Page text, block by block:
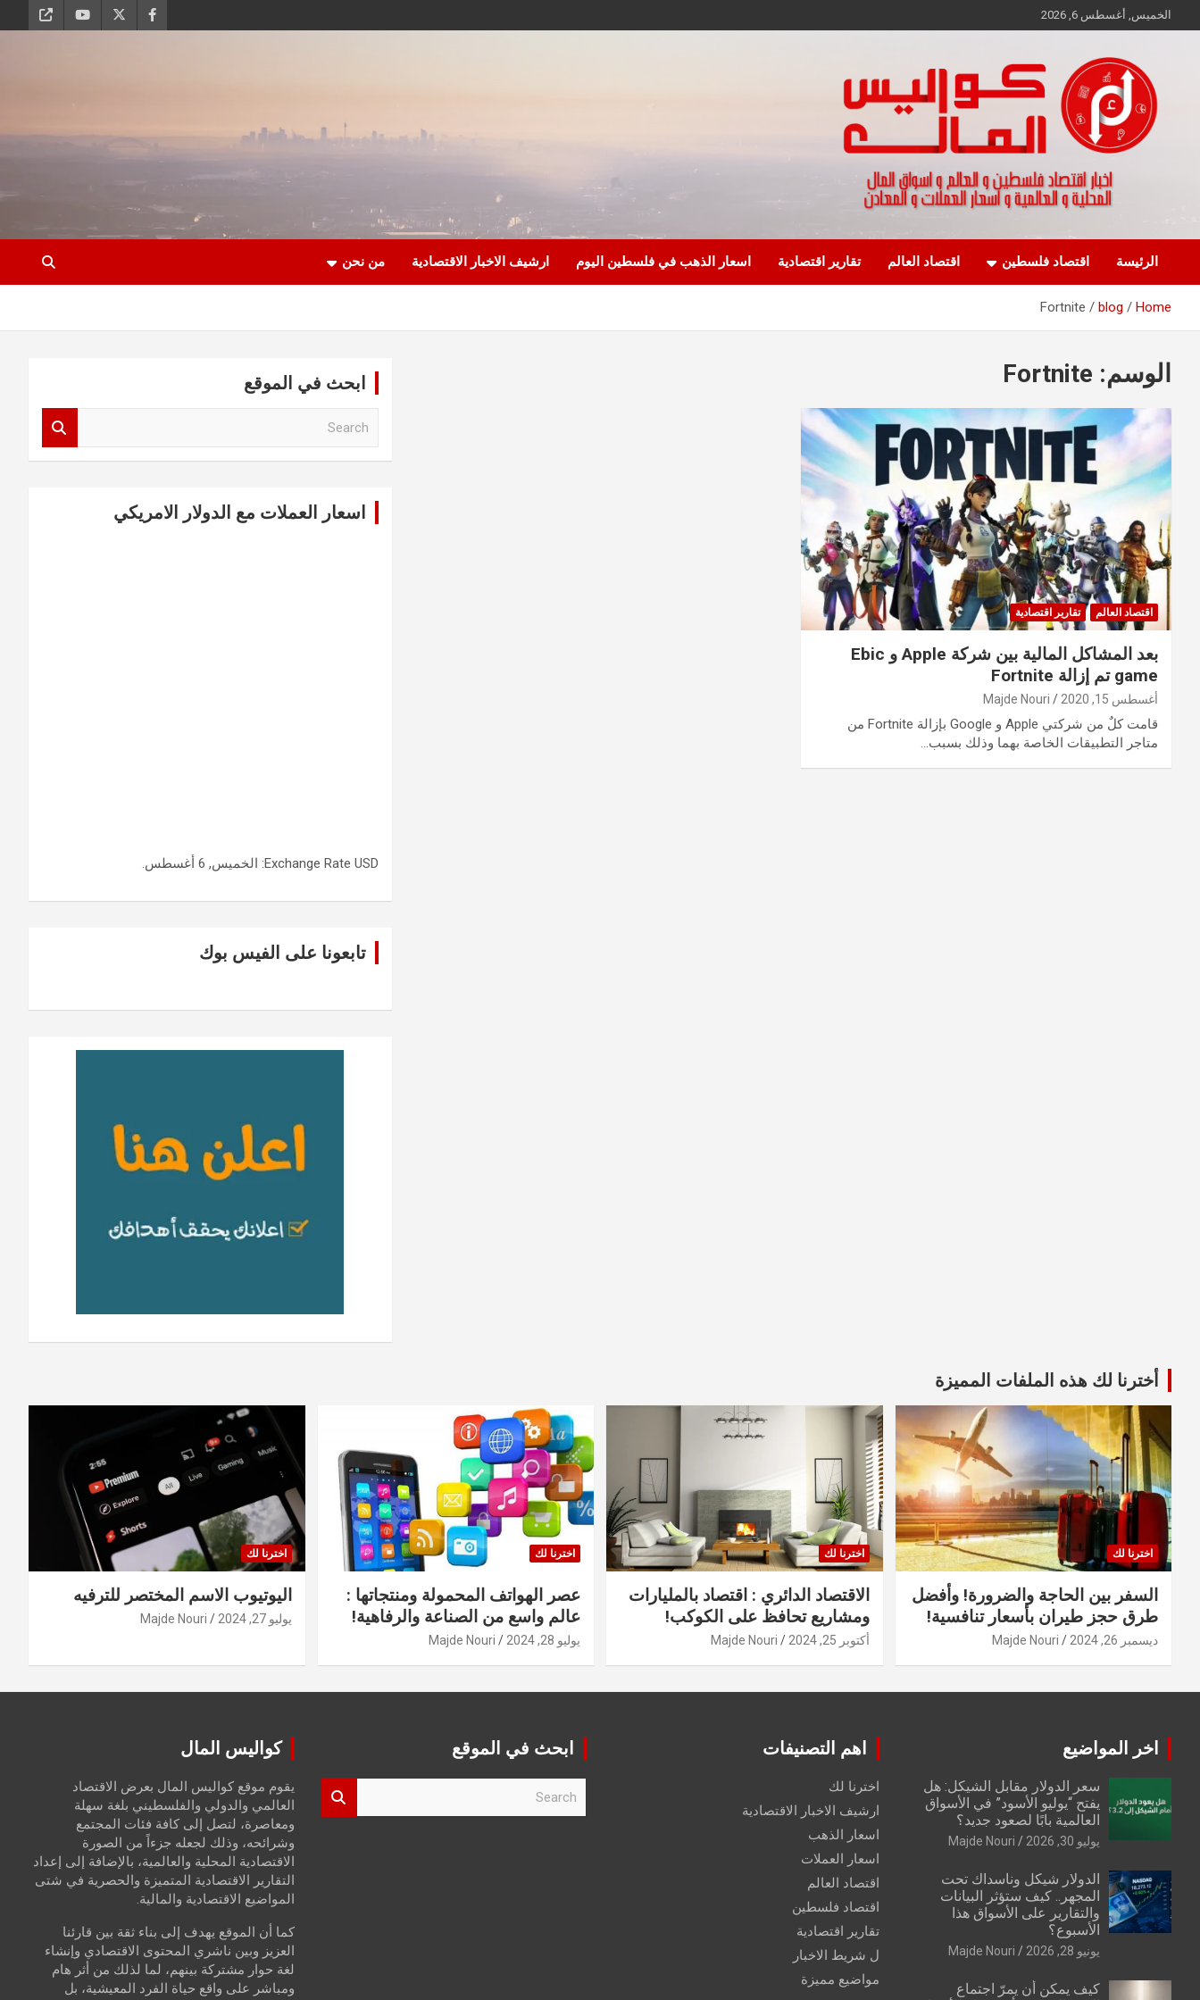
to
الخميس, أغسطس 6, 2026
كواليس المال
الرئيسة اقتصاد فلسطين اقتصاد العالم تقارير اقتصادية اسعار الذهب في فلسطين اليوم ارشيف الاخبار الاقتصادية من نحن
Home
blog
Fortnite
الوسم: Fortnite
اقتصاد العالم تقارير اقتصادية
بعد المشاكل المالية بين شركة Apple و Ebic
game تم إزالة Fortnite
أغسطس 15, 2020 Majde Nouri
قامت كلٌ من شركتي Apple و Google بإزالة Fortnite من
متاجر التطبيقات الخاصة بهما وذلك بسبب…
ابحث في الموقع
اسعار العملات مع الدولار الامريكي
Exchange Rate USD : الخميس, 6 أغسطس.
تابعونا على الفيس بوك
أخترنا لك هذه الملفات المميزة
اخترنا لك
السفر بين الحاجة والضرورة! وأفضل
طرق حجز طيران بأسعار تنافسية!
ديسمبر 26, 2024 Majde Nouri
اخترنا لك
الاقتصاد الدائري : اقتصاد بالمليارات
ومشاريع تحافظ على الكوكب!
أكتوبر 25, 2024 Majde Nouri
اخترنا لك
عصر الهواتف المحمولة ومنتجاتها :
عالم واسع من الصناعة والرفاهية!
يوليو 28, 2024 Majde Nouri
اخترنا لك
اليوتيوب الاسم المختصر للترفيه
يوليو 27, 2024 Majde Nouri
اخر المواضيع
سعر الدولار مقابل الشيكل: هل
يفتح “يوليو الأسود” في الأسواق
العالمية بابًا لصعود جديد؟
يوليو 30, 2026 Majde Nouri
الدولار شيكل وناسداك تحت
المجهر.. كيف ستؤثر البيانات
والتقارير على الأسواق هذا
الأسبوع؟
يونيو 28, 2026 Majde Nouri
كيف يمكن أن يمرّ اجتماع
اهم التصنيفات
اخترنا لك
ارشيف الاخبار الاقتصادية
اسعار الذهب
اسعار العملات
اقتصاد العالم
اقتصاد فلسطين
تقارير اقتصادية
ل شريط الاخبار
مواضيع مميزة
ابحث في الموقع كواليس المال
يقوم موقع كواليس المال بعرض الاقتصاد
العالمي والدولي والفلسطيني بلغة سهلة
ومعاصرة، لتصل إلى كافة فئات المجتمع
وشرائحه، وذلك لجعله جزءاً من الصورة
الاقتصادية المحلية والعالمية، بالإضافة إلى إعداد
التقارير الاقتصادية المتميزة والحصرية في شتى
المواضيع الاقتصادية والمالية.
كما أن الموقع يهدف إلى بناء ثقة بين قارئنا
العزيز وبين ناشري المحتوى الاقتصادي وإنشاء
لغة حوار مشتركة بينهم، لما لذلك من أثر هام
ومباشر على واقع حياة الفرد المعيشية، بل